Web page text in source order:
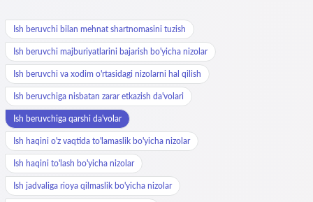
Ish beruvchi bilan mehnat shartnomasini tuzish
Ish beruvchi majburiyatlarini bajarish bo'yicha nizolar
Ish beruvchi va xodim o'rtasidagi nizolarni hal qilish
Ish beruvchiga nisbatan zarar etkazish da'volari
Ish beruvchiga qarshi da'volar
Ish haqini o'z vaqtida to'lamaslik bo'yicha nizolar
Ish haqini to'lash bo'yicha nizolar
Ish jadvaliga rioya qilmaslik bo'yicha nizolar